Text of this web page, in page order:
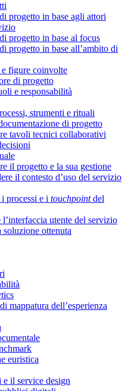
progetto in base agli attori
progetto in base al focus
progetto in base all’ambito di
figure coinvolte
di progetto
e responsabilità
strumenti e rituali
di progetto
tavoli tecnici collaborativi
il progetto e la sua gestione
il contesto d’uso del servizio
processi e i touchpointdel
utente del servizio
ottenuta
mappatura dell’esperienza
euristica
e il service design